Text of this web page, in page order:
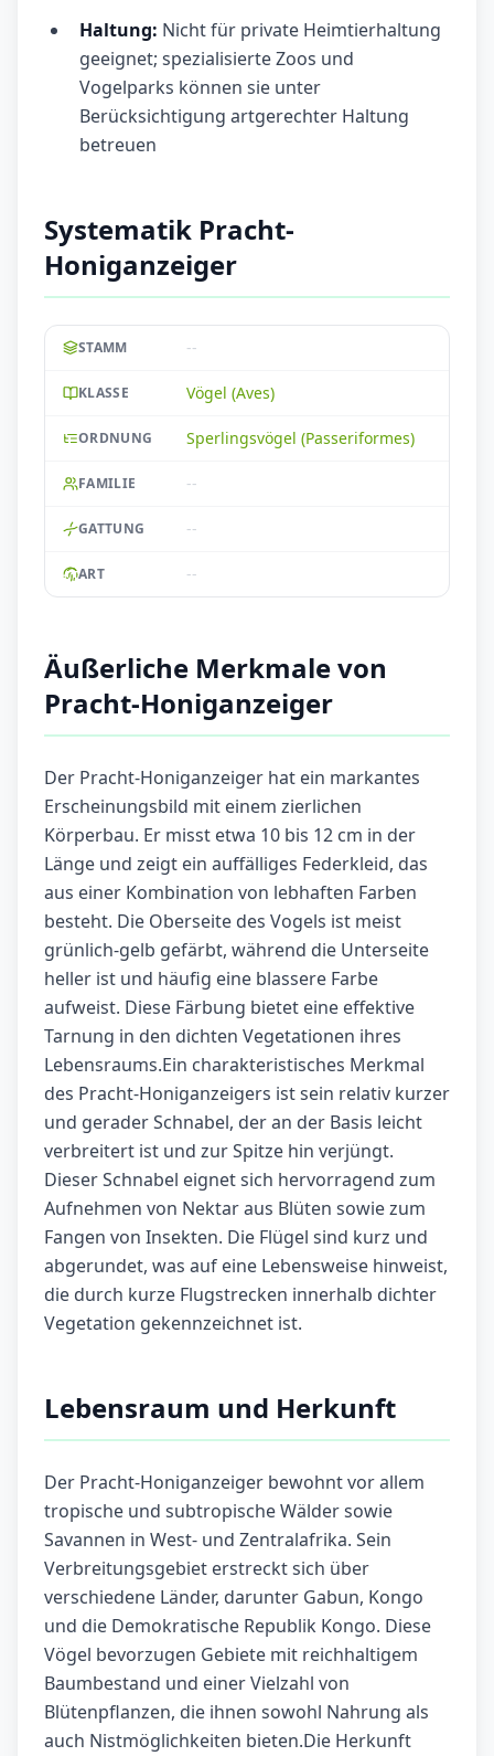
Haltung: Nicht für private Heimtierhaltung
geeignet; spezialisierte Zoos und
Vogelparks können sie unter
Berücksichtigung artgerechter Haltung
betreuen
Systematik Pracht-
Honiganzeiger
STAMM --
KLASSE Vögel (Aves)
ORDNUNG Sperlingsvögel (Passeriformes)
FAMILIE --
GATTUNG --
ART --
Äußerliche Merkmale von
Pracht-Honiganzeiger
Der Pracht-Honiganzeiger hat ein markantes
Erscheinungsbild mit einem zierlichen
Körperbau. Er misst etwa 10 bis 12 cm in der
Länge und zeigt ein auffälliges Federkleid, das
aus einer Kombination von lebhaften Farben
besteht. Die Oberseite des Vogels ist meist
grünlich-gelb gefärbt, während die Unterseite
heller ist und häufig eine blassere Farbe
aufweist. Diese Färbung bietet eine effektive
Tarnung in den dichten Vegetationen ihres
Lebensraums.Ein charakteristisches Merkmal
des Pracht-Honiganzeigers ist sein relativ kurzer
und gerader Schnabel, der an der Basis leicht
verbreitert ist und zur Spitze hin verjüngt.
Dieser Schnabel eignet sich hervorragend zum
Aufnehmen von Nektar aus Blüten sowie zum
Fangen von Insekten. Die Flügel sind kurz und
abgerundet, was auf eine Lebensweise hinweist,
die durch kurze Flugstrecken innerhalb dichter
Vegetation gekennzeichnet ist.
Lebensraum und Herkunft
Der Pracht-Honiganzeiger bewohnt vor allem
tropische und subtropische Wälder sowie
Savannen in West- und Zentralafrika. Sein
Verbreitungsgebiet erstreckt sich über
verschiedene Länder, darunter Gabun, Kongo
und die Demokratische Republik Kongo. Diese
Vögel bevorzugen Gebiete mit reichhaltigem
Baumbestand und einer Vielzahl von
Blütenpflanzen, die ihnen sowohl Nahrung als
auch Nistmöglichkeiten bieten.Die Herkunft